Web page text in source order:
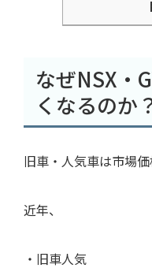
なぜNSX・
くなるのか
旧車・人気車は市場
近年、
・旧車人気